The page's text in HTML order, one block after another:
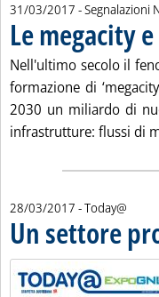
31/03/2017 - Segnalazioni
Le megacity
Nell'ultimo secolo il
formazione di
2030 un miliardo di
infrastrutture: flussi di
28/03/2017 - Today@
Un settore